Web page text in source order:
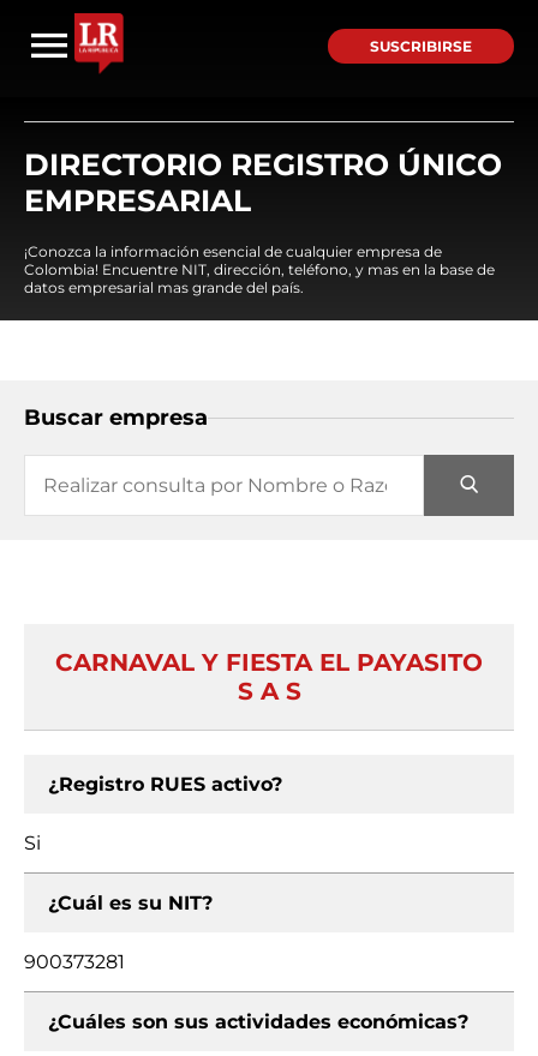
SUSCRIBIRSE
DIRECTORIO REGISTRO ÚNICO
EMPRESARIAL
¡Conozca la información esencial de cualquier empresa de
Colombia! Encuentre NIT, dirección, teléfono, y mas en la base de
datos empresarial mas grande del país.
Buscar empresa
CARNAVAL Y FIESTA EL PAYASITO
S A S
¿Registro RUES activo?
Si
¿Cuál es su NIT?
900373281
¿Cuáles son sus actividades económicas?